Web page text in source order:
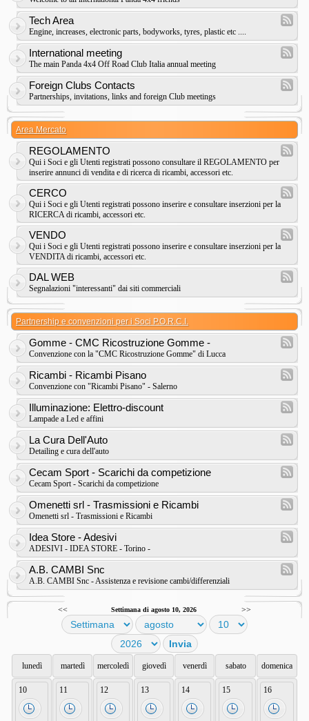
Tech Area
Engine, increases, electronic parts, bodyworks, tyres, plastic etc ....
International meeting
The main Panda 4x4 Off Road Club Italia annual meeting
Foreign Clubs Contacts
Partnerships, invitations, links and foreign Club meetings
Area Mercato
REGOLAMENTO
Qui i Soci e gli Utenti registrati possono consultare il REGOLAMENTO per
inserire annunci di vendita e di ricerca di ricambi, accessori etc.
CERCO
Qui i Soci e gli Utenti registrati possono inserire e consultare inserzioni per la
RICERCA di ricambi, accessori etc.
VENDO
Qui i Soci e gli Utenti registrati possono inserire e consultare inserzioni per la
VENDITA di ricambi, accessori etc.
DAL WEB
Segnalazioni "interessanti" dai siti commerciali
Partnership e convenzioni per i Soci P.O.R.C.I.
Gomme - CMC Ricostruzione Gomme -
Convenzione con la "CMC Ricostruzione Gomme" di Lucca
Ricambi - Ricambi Pisano
Convenzione con "Ricambi Pisano" - Salerno
Illuminazione: Elettro-discount
Lampade a Led e affini
La Cura Dell'Auto
Detailing e cura dell'auto
Cecam Sport - Scarichi da competizione
Cecam Sport - Scarichi da competizione
Omenetti srl - Trasmissioni e Ricambi
Omenetti srl - Trasmissioni e Ricambi
Idea Store - Adesivi
ADESIVI - IDEA STORE - Torino -
A.B. CAMBI Snc
A.B. CAMBI Snc - Assistenza e revisione cambi/differenziali
<< Settimana di agosto 10, 2026 >>
lunedì martedì mercoledì giovedì venerdì sabato domenica
10 11 12 13 14 15 16